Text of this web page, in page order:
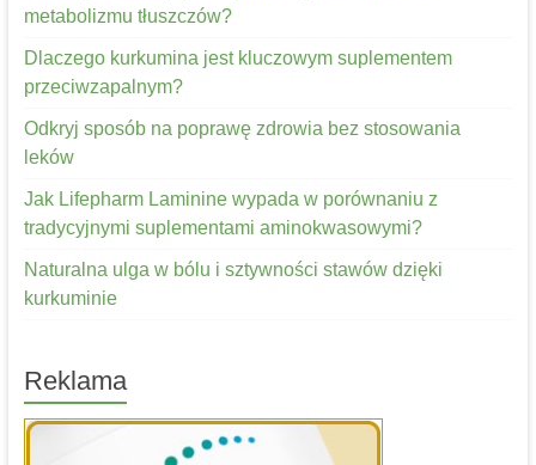
metabolizmu tłuszczów?
Dlaczego kurkumina jest kluczowym suplementem
przeciwzapalnym?
Odkryj sposób na poprawę zdrowia bez stosowania
leków
Jak Lifepharm Laminine wypada w porównaniu z
tradycyjnymi suplementami aminokwasowymi?
Naturalna ulga w bólu i sztywności stawów dzięki
kurkuminie
Reklama